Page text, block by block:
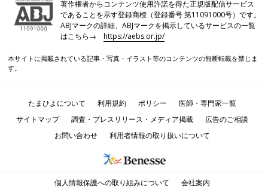
著作権者からコンテンツ使用許諾を得た正規版配信サービス
であることを示す登録商標（登録番号 第11091000号）です。
ABJマークの詳細、ABJマークを掲示しているサービスの一覧
はこちら→https://aebs.or.jp/
本サイトに掲載されている記事・写真・イラスト等のコンテンツの無断転載を禁じま
す。
たまひよについて 利用規約 ポリシー
医師・専門家一覧
サイトマップ
調査・プレスリリース・メディア掲載
広告のご相談
お問い合わせ
利用者情報の取り扱いについて
個人情報保護への取り組みについて 会社案内